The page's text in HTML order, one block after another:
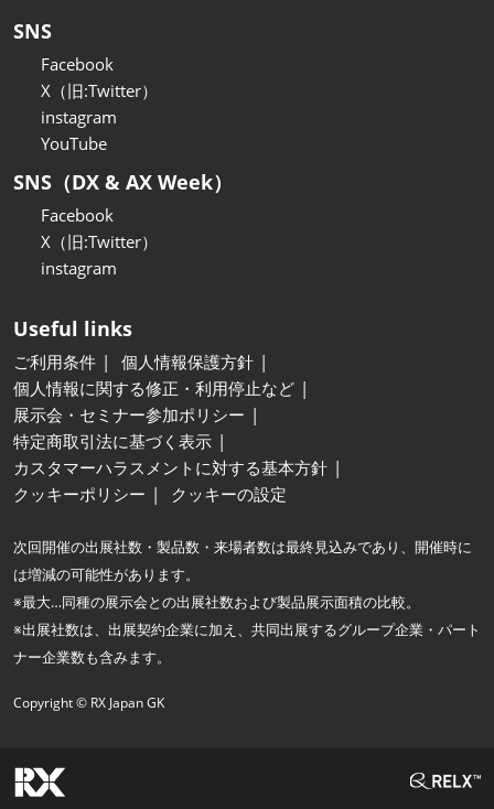
SNS
Facebook
X（旧:Twitter）
instagram
YouTube
SNS（DX & AX Week）
Facebook
X（旧:Twitter）
instagram
Useful links
ご利用条件
個人情報保護方針
個人情報に関する修正・利用停止など
展示会・セミナー参加ポリシー
特定商取引法に基づく表示
カスタマーハラスメントに対する基本方針
クッキーポリシー
クッキーの設定
次回開催の出展社数・製品数・来場者数は最終見込みであり、開催時に
は増減の可能性があります。
※最大…同種の展示会との出展社数および製品展示面積の比較。
※出展社数は、出展契約企業に加え、共同出展するグループ企業・パート
ナー企業数も含みます。
Copyright © RX Japan GK